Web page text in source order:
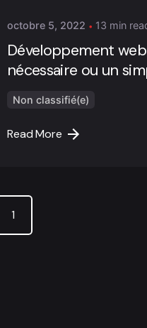
octobre 5, 2022 13 min
Développement
nécessaire ou un
Non classifié(e)
Read More
1